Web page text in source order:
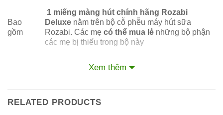
Bao
gồm
1 miếng màng hútchính hãng Rozabi
Deluxe nằm trên bộ cỗ phễu máy hút sữa
Rozabi. Các mẹ có thể mua lẻnhững bộ phận
các mẹ bị thiếu trong bộ này
độc hại, nhất là BPA
Xem thêm
RELATED PRODUCTS